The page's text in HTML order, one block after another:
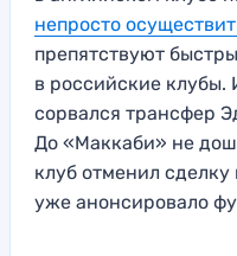
непросто
препятствуют
в российские клубы.
сорвался трансфер
До «Маккаби» не
клуб отменил
уже анонсировало